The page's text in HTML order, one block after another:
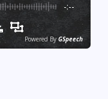
-:--
Powered By GSpeech